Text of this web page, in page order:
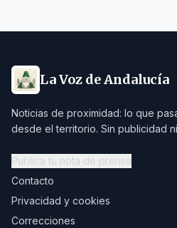
La Voz de Andalucía
Noticias de proximidad: lo que
desde el territorio. Sin publicidad
Publica tu nota de prensa
Contacto
Privacidad y cookies
Correcciones